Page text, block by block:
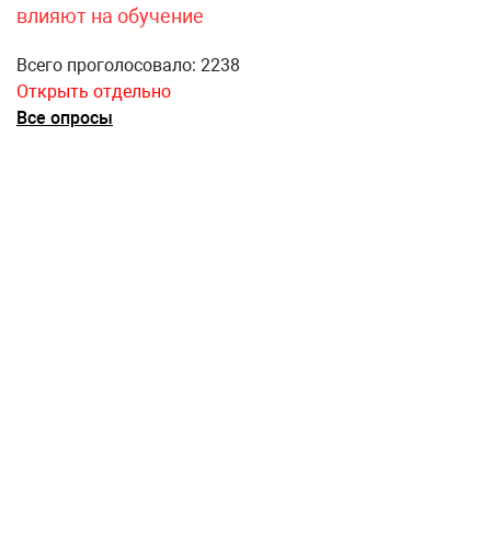
влияют на обучение
Всего проголосовало: 2238
Открыть отдельно
Все опросы